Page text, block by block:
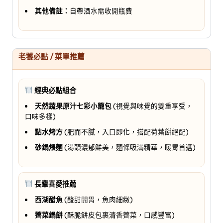
其他備註： 自帶酒水需收開瓶費
老饕必點 / 菜單推薦
經典必點組合
天然蔬果原汁七彩小籠包(視覺與味覺的雙重享受，
口味多樣)
點水烤方(肥而不膩，入口即化，搭配荷葉餅絕配)
砂鍋煨麵(湯頭濃郁鮮美，麵條吸滿精華，暖胃首選)
長輩喜愛推薦
西湖醋魚 (酸甜開胃，魚肉細緻)
薺菜鍋餅(酥脆餅皮包裹清香薺菜，口感豐富)